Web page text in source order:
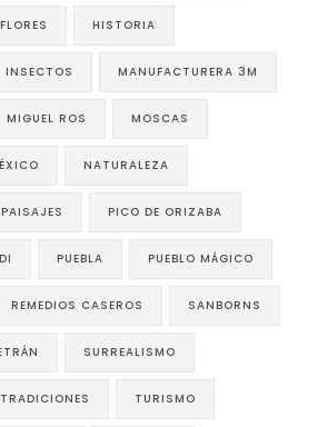
HISTORIA
INSECTOS MANUFACTURERA 3M
MIGUEL ROS MOSCAS
NATURALEZA
PAISAJES PICO DE ORIZABA
PUEBLA PUEBLO MÁGICO
REMEDIOS CASEROS SANBORNS
SURREALISMO
TRADICIONES TURISMO